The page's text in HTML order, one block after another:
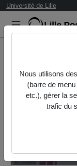
Université de Lille
Métaphysique de
Nous utilisons
(barre de
etc.), gérer la
trafic du